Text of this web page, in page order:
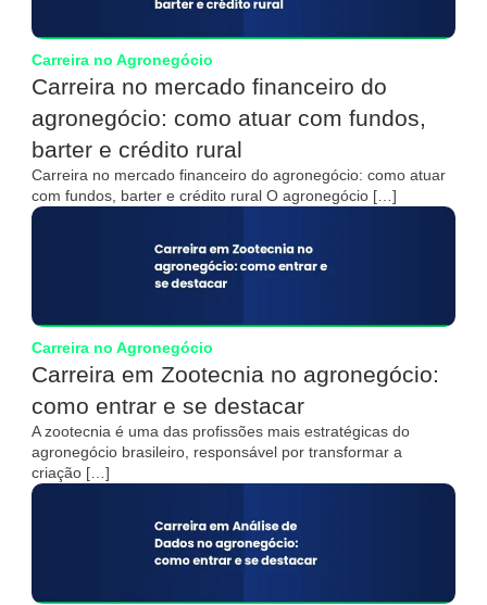
Carreira no Agronegócio
Carreira no mercado financeiro do
agronegócio: como atuar com fundos,
barter e crédito rural
Carreira no mercado financeiro do agronegócio: como atuar
com fundos, barter e crédito rural O agronegócio […]
Carreira no Agronegócio
Carreira em Zootecnia no agronegócio:
como entrar e se destacar
A zootecnia é uma das profissões mais estratégicas do
agronegócio brasileiro, responsável por transformar a
criação […]